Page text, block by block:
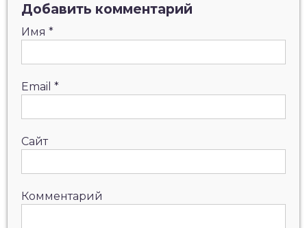
Добавить комментарий
Имя *
Email *
Сайт
Комментарий